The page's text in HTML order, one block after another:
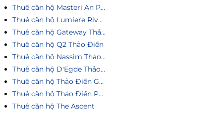
Thuê căn hộ Masteri An Phú
Thuê căn hộ Lumiere Riverside
Thuê căn hộ Gateway Thảo Điền
Thuê căn hộ Q2 Thảo Điền
Thuê căn hộ Nassim Thảo Điền
Thuê căn hộ D'Egde Thảo Điền
Thuê căn hộ Thảo Điền Green
Thuê căn hộ Thảo Điền Pearl
Thuê căn hộ The Ascent